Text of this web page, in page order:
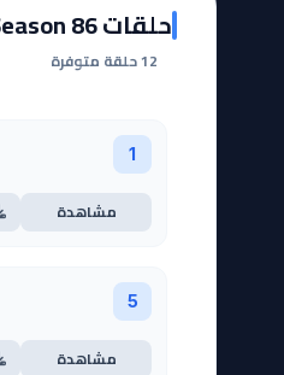
حلقات 86 2nd Season مترجمة
12 حلقة متوفرة
1
مشاهدة
5
مشاهدة